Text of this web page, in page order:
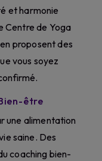
et harmonie
Centre de Yoga
proposent des
vous soyez
être
une alimentation
saine. Des
coaching bien-